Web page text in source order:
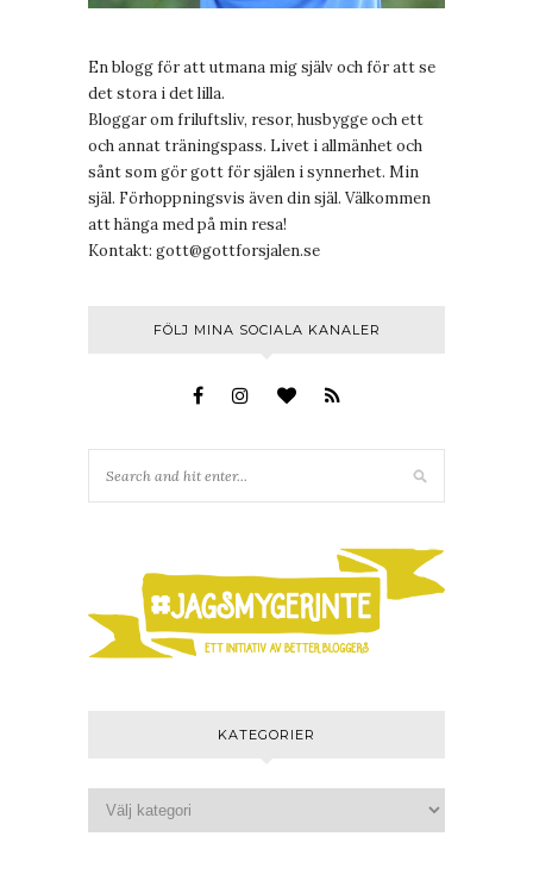
En blogg för att utmana mig själv och för att se
det stora i det lilla.
Bloggar om friluftsliv, resor, husbygge och ett
och annat träningspass. Livet i allmänhet och
sånt som gör gott för själen i synnerhet. Min
själ. Förhoppningsvis även din själ. Välkommen
att hänga med på min resa!
Kontakt: gott@gottforsjalen.se
FÖLJ MINA SOCIALA KANALER
KATEGORIER